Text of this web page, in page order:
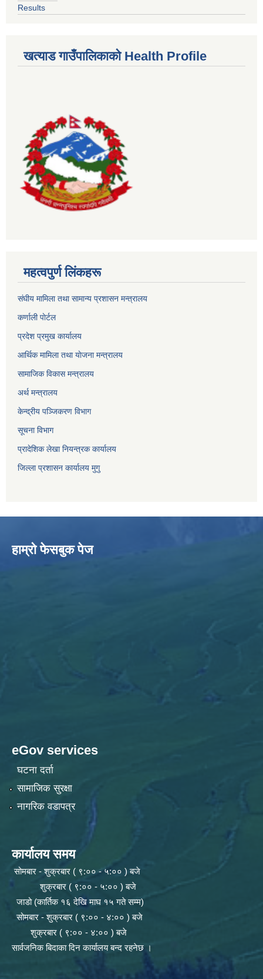
Results
खत्याड गाउँपालिकाकाे Health Profile
महत्वपुर्ण लिंकहरू
संघीय मामिला तथा सामान्य प्रशासन मन्त्रालय
कर्णाली पाेर्टल
प्रदेश प्रमुख कार्यालय
आर्थिक मामिला तथा याेजना मन्त्रालय
सामाजिक विकास मन्त्रालय
अर्थ मन्त्रालय
केन्द्रीय पञ्जिकरण विभाग
सूचना विभाग
प्रादेशिक लेखा नियन्त्रक कार्यालय
जिल्ला प्रशासन कार्यालय मुगु
हाम्राे फेसबुक पेज
eGov services
घटना दर्ता
सामाजिक सुरक्षा
नागरिक वडापत्र
कार्यालय समय
सोमबार - शुक्रबार ( ९:०० - ५:०० ) बजे
शुक्रबार ( ९:०० - ५:०० ) बजे
जाडो (कार्तिक १६ देखि माघ १५ गते सम्म)
सोमबार - शुक्रबार ( ९:०० - ४:०० ) बजे
शुक्रबार ( ९:०० - ४:०० ) बजे
सार्वजनिक बिदाका दिन कार्यालय बन्द रहनेछ ।